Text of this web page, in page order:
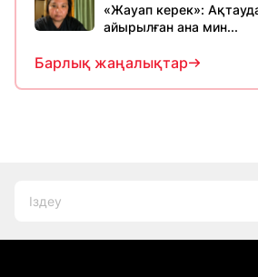
«Жауап керек»:
айырылған ана мин...
Барлық жаңалықтар